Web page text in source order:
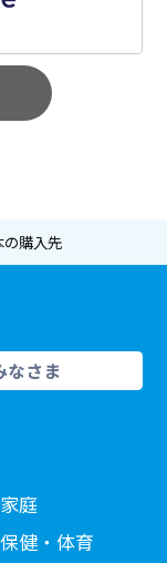
の購入先
なさま
家庭
保健・体育